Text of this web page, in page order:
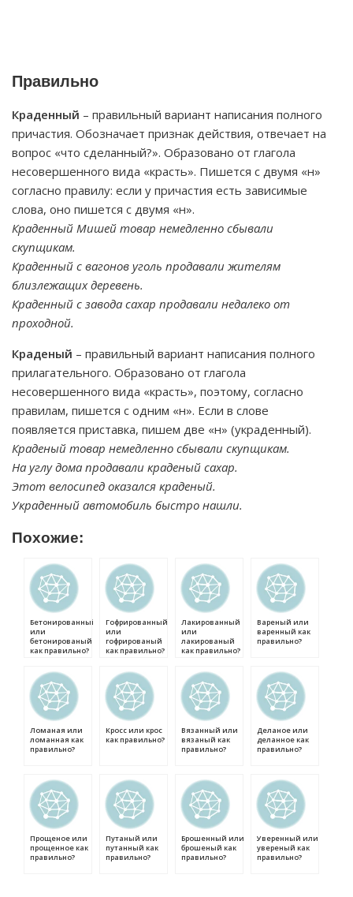
Правильно
Краденный – правильный вариант написания полного
причастия. Обозначает признак действия, отвечает на
вопрос «что сделанный?». Образовано от глагола
несовершенного вида «красть». Пишется с двумя «н»
согласно правилу: если у причастия есть зависимые
слова, оно пишется с двумя «н».
Краденный Мишей товар немедленно сбывали
скупщикам.
Краденный с вагонов уголь продавали жителям
близлежащих деревень.
Краденный с завода сахар продавали недалеко от
проходной.
Краденый – правильный вариант написания полного
прилагательного. Образовано от глагола
несовершенного вида «красть», поэтому, согласно
правилам, пишется с одним «н». Если в слове
появляется приставка, пишем две «н» (украденный).
Краденый товар немедленно сбывали скупщикам.
На углу дома продавали краденый сахар.
Этот велосипед оказался краденый.
Украденный автомобиль быстро нашли.
Похожие:
Бетонированный
или
бетонированый
как правильно?
Гофрированный
или
гофрированый
как правильно?
Лакированный
или
лакированый
как правильно?
Вареный или
варенный как
правильно?
Ломаная или
ломанная как
правильно?
Кросс или крос
как правильно?
Вязанный или
вязаный как
правильно?
Деланое или
деланное как
правильно?
Прощеное или
прощенное как
правильно?
Путаный или
путанный как
правильно?
Брошенный или
брошеный как
правильно?
Уверенный или
увереный как
правильно?